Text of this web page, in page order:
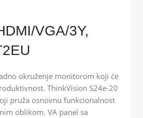
VGA/3Y,
okruženje monitorom koji će
ThinkVision S24e-20
pruža osnovnu funkcionalnost
oblikom. VA panel sa